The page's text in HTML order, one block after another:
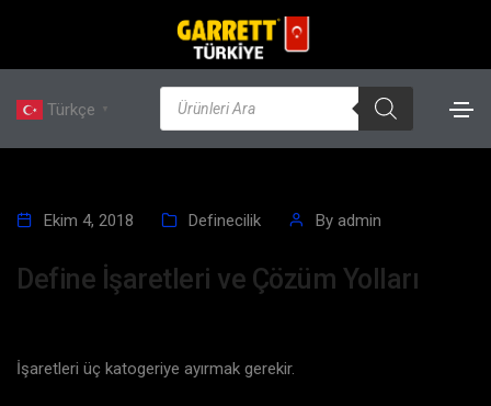
Türkçe ▼
Ekim 4, 2018 Definecilik By admin
Define İşaretleri ve Çözüm Yolları
İşaretleri üç katogeriye ayırmak gerekir.